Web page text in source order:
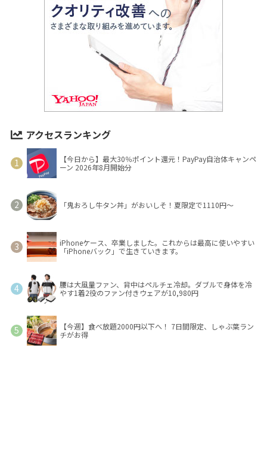
アクセスランキング
【今日から】最大30％ポイント還元！PayPay自治体キャンペ
ーン 2026年8月開始分
「鬼おろし牛タン丼」がおいしそ！夏限定で1110円～
iPhoneケース、卒業しました。これからは最高に使いやすい
「iPhoneバック」で生きていきます。
腰は大風量ファン、背中はペルチェ冷却。ダブルで身体を冷
やす1着2役のファン付きウェアが10,980円
【今週】食べ放題2000円以下へ！ 7日間限定、しゃぶ葉ラン
チがお得